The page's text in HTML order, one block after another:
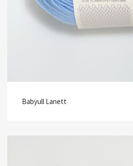
Babyull Lanett